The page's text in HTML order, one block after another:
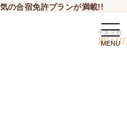
の合宿免許プランが満載!!
卒業生数
累計10